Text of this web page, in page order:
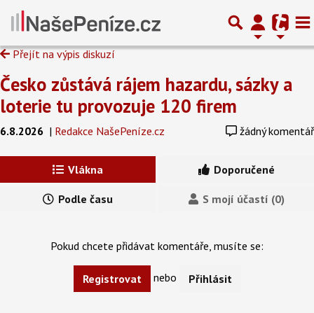
Přejít na výpis diskuzí
Česko zůstává rájem hazardu, sázky a
loterie tu provozuje 120 firem
6.8.2026 | Redakce NašePeníze.cz žádný komentář
Vlákna Doporučené
Podle času S mojí účastí (0)
Pokud chcete přidávat komentáře, musíte se:
Registrovat nebo Přihlásit